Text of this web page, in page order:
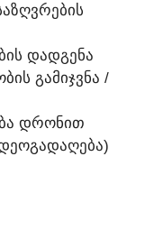
ᲓᲐᲓᲒᲔᲜᲐ
ᲒᲐᲛᲘᲯᲕᲜᲐ /
ᲓᲠᲝᲜᲘᲗ